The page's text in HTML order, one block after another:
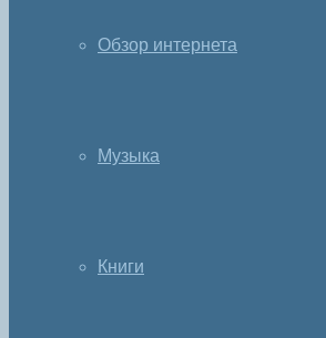
Обзор интернета
Музыка
Книги